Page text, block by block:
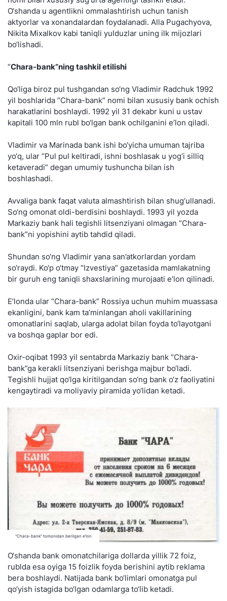
O‘shanda u agentlikni ommalashtirish uchun tanish
aktyorlar va xonandalardan foydalanadi. Alla Pugachyova,
Nikita Mixalkov kabi taniqli yulduzlar uning ilk mijozlari
bo‘lishadi.
“Chara-bank”ning tashkil etilishi
Qo‘liga biroz pul tushgandan so‘ng Vladimir Radchuk 1992
yil boshlarida “Chara-bank” nomi bilan xususiy bank ochish
harakatlarini boshlaydi. 1992 yil 31 dekabr kuni u ustav
kapitali 100 mln rubl bo‘lgan bank ochilganini e’lon qiladi.
Vladimir va Marinada bank ishi bo‘yicha umuman tajriba
yo‘q, ular “Pul pul keltiradi, ishni boshlasak u yog‘i silliq
ketaveradi” degan umumiy tushuncha bilan ish
boshlashadi.
Avvaliga bank faqat valuta almashtirish bilan shug‘ullanadi.
So‘ng omonat oldi-berdisini boshlaydi. 1993 yil yozda
Markaziy bank hali tegishli litsenziyani olmagan “Chara-
bank”ni yopishini aytib tahdid qiladi.
Shundan so‘ng Vladimir yana san’atkorlardan yordam
so‘raydi. Ko‘p o‘tmay “Izvestiya” gazetasida mamlakatning
bir guruh eng taniqli shaxslarining murojaati e’lon qilinadi.
E’londa ular “Chara-bank” Rossiya uchun muhim muassasa
ekanligini, bank kam ta’minlangan aholi vakillarining
omonatlarini saqlab, ularga adolat bilan foyda to‘layotgani
va boshqa gaplar bor edi.
Oxir-oqibat 1993 yil sentabrda Markaziy bank “Chara-
bank”ga kerakli litsenziyani berishga majbur bo‘ladi.
Tegishli hujjat qo‘lga kiritilgandan so‘ng bank o‘z faoliyatini
kengaytiradi va moliyaviy piramida yo‘lidan ketadi.
"Chara-bank" tomonidan berilgan e’lon
O‘shanda bank omonatchilariga dollarda yillik 72 foiz,
rublda esa oyiga 15 foizlik foyda berishini aytib reklama
bera boshlaydi. Natijada bank bo‘limlari omonatga pul
qo‘yish istagida bo‘lgan odamlarga to‘lib ketadi.